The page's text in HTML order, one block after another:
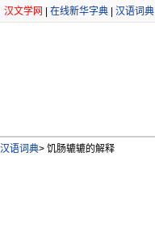
汉文学网 在线新华字典 汉语词典
汉语词典> 饥肠辘辘的解释